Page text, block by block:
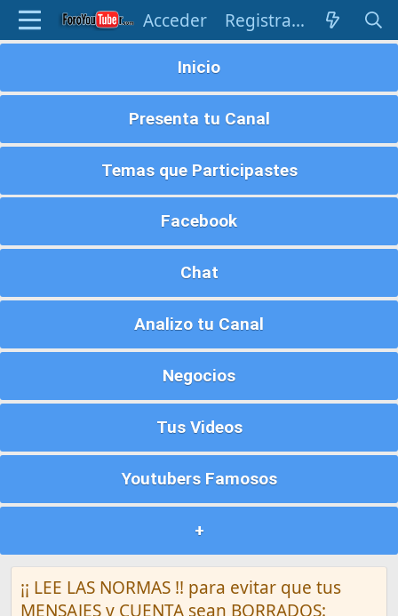
Acceder Registrarse
Inicio
Presenta tu Canal
Temas que Participastes
Facebook
Chat
Analizo tu Canal
Negocios
Tus Videos
Youtubers Famosos
+
¡¡ LEE LAS NORMAS !! para evitar que tus
MENSAJES y CUENTA sean BORRADOS: